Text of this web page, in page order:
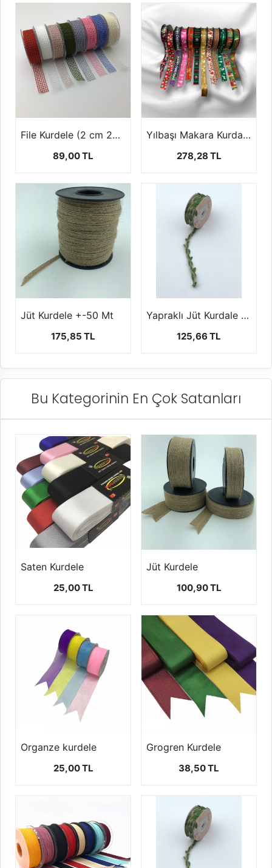
File Kurdele (2 cm 20 mt)
89,00 TL
Yılbaşı Makara Kurdale (+-20 mt )
278,28 TL
Jüt Kurdele +-50 Mt
175,85 TL
Yapraklı Jüt Kurdale (10 mt)
125,66 TL
Bu Kategorinin En Çok Satanları
Saten Kurdele
25,00 TL
Jüt Kurdele
100,90 TL
Organze kurdele
25,00 TL
Grogren Kurdele
38,50 TL